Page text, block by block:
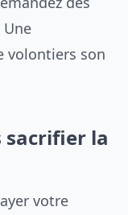
volontiers son
sacrifier la
votre